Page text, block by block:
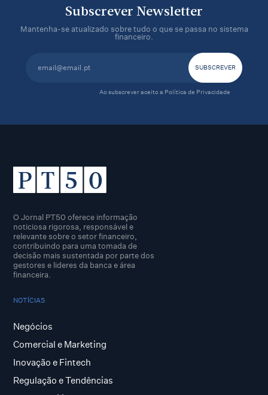
Subscrever Newsletter
Mantenha-se atualizado sobre tudo o que se passa no sistema
financeiro.
Ao subscrever aceito a Política de Privacidade
O Jornal PT50 oferece informação
noticiosa rigorosa, responsável e
relevante sobre o setor financeiro,
contribuindo para uma tomada de
decisão mais sustentada por parte dos
gestores e lideres da banca e área
financeira.
NOTÍCIAS
Negócios
Comercial e Marketing
Inovação e Fintech
Regulação e Tendências